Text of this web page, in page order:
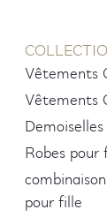
Vêtements
Vêtements
Robes pour
pour fille